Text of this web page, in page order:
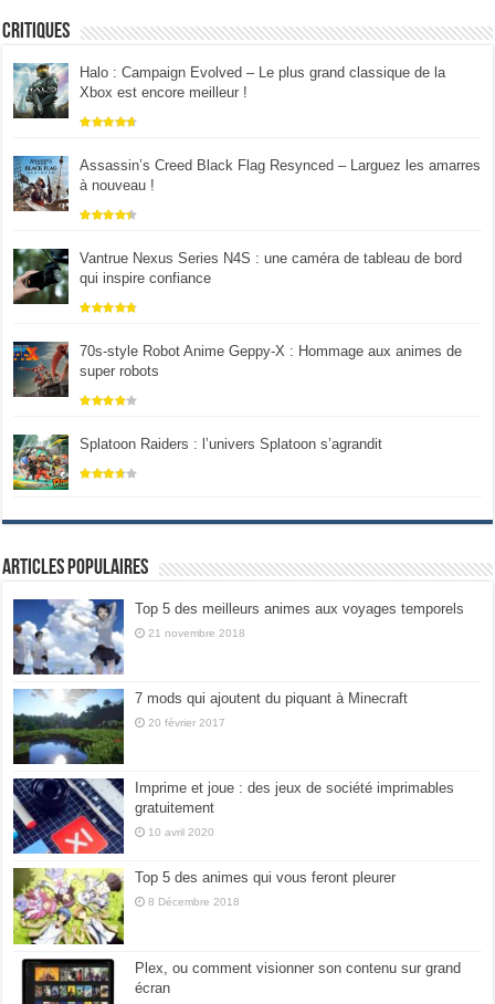
Critiques
Halo : Campaign Evolved – Le plus grand classique de la
Xbox est encore meilleur !
Assassin’s Creed Black Flag Resynced – Larguez les amarres
à nouveau !
Vantrue Nexus Series N4S : une caméra de tableau de bord
qui inspire confiance
70s-style Robot Anime Geppy-X : Hommage aux animes de
super robots
Splatoon Raiders : l’univers Splatoon s’agrandit
Articles populaires
Top 5 des meilleurs animes aux voyages temporels
21 novembre 2018
7 mods qui ajoutent du piquant à Minecraft
20 février 2017
Imprime et joue : des jeux de société imprimables
gratuitement
10 avril 2020
Top 5 des animes qui vous feront pleurer
8 Décembre 2018
Plex, ou comment visionner son contenu sur grand
écran